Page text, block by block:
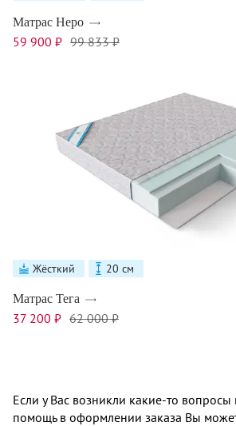
Матрас Неро
59 900 ₽ 99 833 ₽
Жёсткий 20 см
Матрас Тега
37 200 ₽ 62 000 ₽
Если у Вас возникли какие-то
помощь в оформлении заказа Вы